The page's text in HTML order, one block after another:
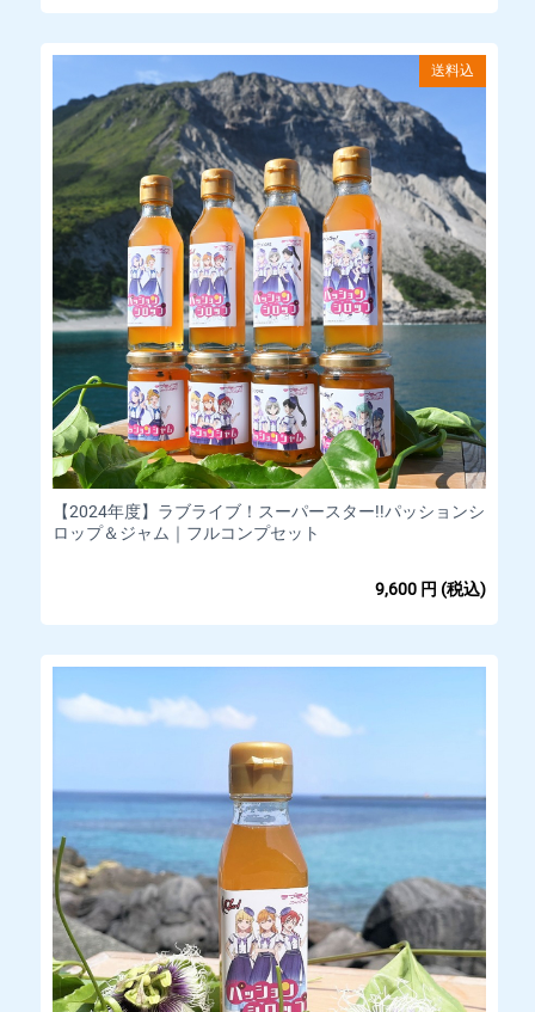
送料込
【2024年度】ラブライブ！スーパースター!!パッションシ
ロップ＆ジャム｜フルコンプセット
9,600 円 (税込)